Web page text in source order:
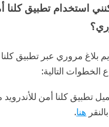
استخدام تطبيق كلنا
بلاغ مروري عبر تطبيق
الخطوات التالية:
هنا.